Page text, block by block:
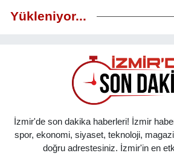
Yükleniyor...
İzmir'de son dakika haberleri! İzmir
spor, ekonomi, siyaset, teknoloji,
doğru adrestesiniz. İzmir'in en